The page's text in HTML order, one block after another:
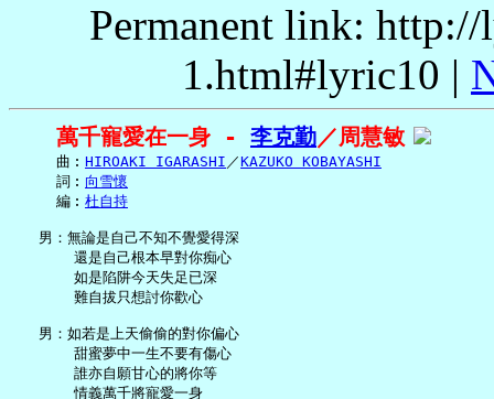
Permanent link:
1.html#lyric10 |
萬千寵愛在一身 - 李克勤／周慧敏
     曲︰
HIROAKI IGARASHI ／KAZUKO KOBAYASHI
     詞︰
向雪懷
     編︰
杜自持
   男：無論是自己不知不覺愛得深
       還是自己根本早對你痴心
       如是陷阱今天失足已深
       難自拔只想討你歡心
   男：如若是上天偷偷的對你偏心
       甜蜜夢中一生不要有傷心
       誰亦自願甘心的將你等
       情義萬千將寵愛一身